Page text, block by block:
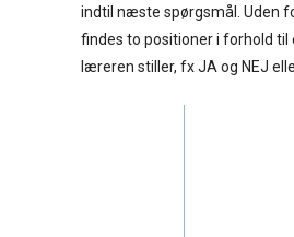
indtil næste spørgsmål. Uden
findes to positioner i forhold til
læreren stiller, fx JA og NEJ